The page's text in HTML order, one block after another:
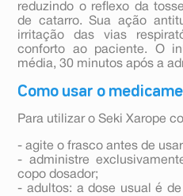
reduzindo o reflexo da
de catarro. Sua ação
irritação das vias
conforto ao paciente. O
média, 30 minutos após a
Como usar o
Para utilizar o Seki Xarope
- agite o frasco antes de
- administre
copo dosador;
- adultos: a dose usual é